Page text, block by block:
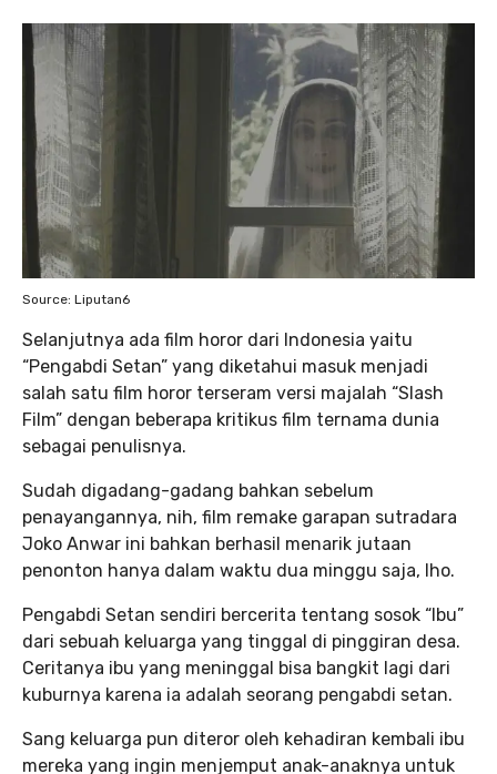
Source: Liputan6
Selanjutnya ada film horor dari Indonesia yaitu
“Pengabdi Setan” yang diketahui masuk menjadi
salah satu film horor terseram versi majalah “Slash
Film” dengan beberapa kritikus film ternama dunia
sebagai penulisnya.
Sudah digadang-gadang bahkan sebelum
penayangannya, nih, film remake garapan sutradara
Joko Anwar ini bahkan berhasil menarik jutaan
penonton hanya dalam waktu dua minggu saja, lho.
Pengabdi Setan sendiri bercerita tentang sosok “Ibu”
dari sebuah keluarga yang tinggal di pinggiran desa.
Ceritanya ibu yang meninggal bisa bangkit lagi dari
kuburnya karena ia adalah seorang pengabdi setan.
Sang keluarga pun diteror oleh kehadiran kembali ibu
mereka yang ingin menjemput anak-anaknya untuk